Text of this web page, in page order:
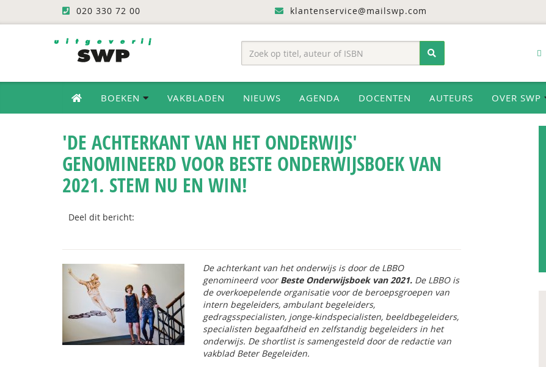
020 330 72 00 klantenservice@mailswp.com
BOEKEN VAKBLADEN NIEUWS AGENDA DOCENTEN AUTEURS OVER SWP
'DE ACHTERKANT VAN HET ONDERWIJS'
GENOMINEERD VOOR BESTE ONDERWIJSBOEK VAN
2021. STEM NU EN WIN!
Deel dit bericht:
De achterkant van het onderwijsis door de LBBO
genomineerd voorBeste Onderwijsboek van 2021. De LBBO is
de overkoepelende organisatie voor de beroepsgroepen van
intern begeleiders, ambulant begeleiders,
gedragsspecialisten, jonge-kindspecialisten, beeldbegeleiders,
specialisten begaafdheid en zelfstandig begeleiders in het
onderwijs. De shortlist is samengesteld door de redactie van
vakblad Beter Begeleiden.